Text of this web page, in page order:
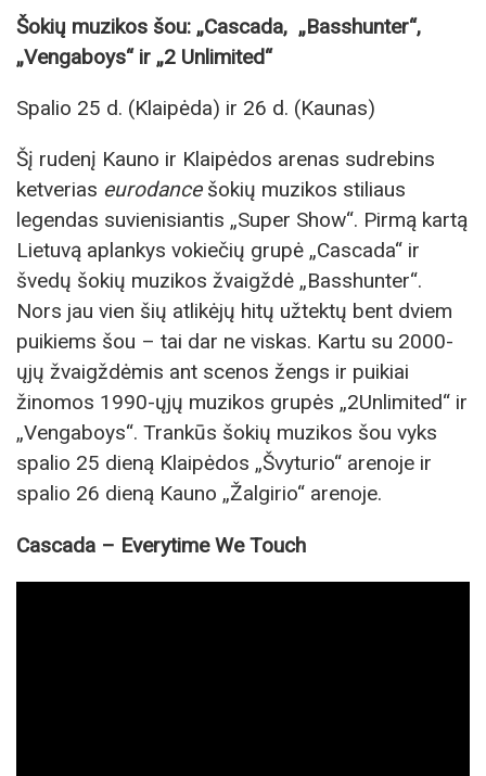
Šokių muzikos šou: „Cascada, „Basshunter“,
„Vengaboys“ir „2 Unlimited“
Spalio 25 d. (Klaipėda) ir 26 d. (Kaunas)
Šį rudenį Kauno ir Klaipėdos arenas sudrebins
ketverias eurodancešokių muzikos stiliaus
legendas suvienisiantis „Super Show“. Pirmą kartą
Lietuvą aplankys vokiečių grupė „Cascada“ ir
švedų šokių muzikos žvaigždė „Basshunter“.
Nors jau vien šių atlikėjų hitų užtektų bent dviem
puikiems šou – tai dar ne viskas. Kartu su 2000-
ųjų žvaigždėmis ant scenos žengs ir puikiai
žinomos 1990-ųjų muzikos grupės „2Unlimited“ ir
„Vengaboys“. Trankūs šokių muzikos šou vyks
spalio 25 dieną Klaipėdos „Švyturio“ arenoje ir
spalio 26 dieną Kauno „Žalgirio“ arenoje.
Cascada – Everytime We Touch